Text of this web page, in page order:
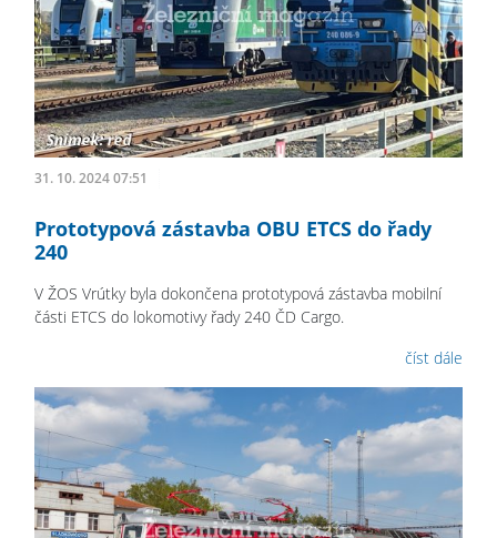
31. 10. 2024 07:51
Prototypová zástavba OBU ETCS do řady
240
V ŽOS Vrútky byla dokončena prototypová zástavba mobilní
části ETCS do lokomotivy řady 240 ČD Cargo.
číst dále